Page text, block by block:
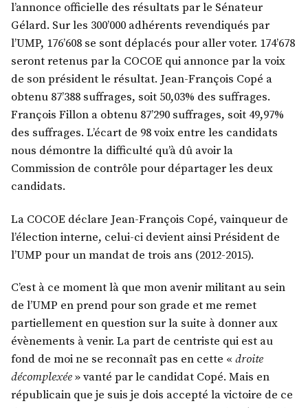
l’annonce officielle des résultats par le Sénateur
Gélard. Sur les 300’000 adhérents revendiqués par
l’UMP, 176’608 se sont déplacés pour aller voter. 174’678
seront retenus par la COCOE qui annonce par la voix
de son président le résultat. Jean-François Copé a
obtenu 87’388 suffrages, soit 50,03% des suffrages.
François Fillon a obtenu 87’290 suffrages, soit 49,97%
des suffrages. L’écart de 98 voix entre les candidats
nous démontre la difficulté qu’à dû avoir la
Commission de contrôle pour départager les deux
candidats.
La COCOE déclare Jean-François Copé, vainqueur de
l’élection interne, celui-ci devient ainsi Président de
l’UMP pour un mandat de trois ans (2012-2015).
C’est à ce moment là que mon avenir militant au sein
de l’UMP en prend pour son grade et me remet
partiellement en question sur la suite à donner aux
évènements à venir. La part de centriste qui est au
fond de moi ne se reconnaît pas en cette «droite
décomplexée» vanté par le candidat Copé. Mais en
républicain que je suis je dois accepté la victoire de ce